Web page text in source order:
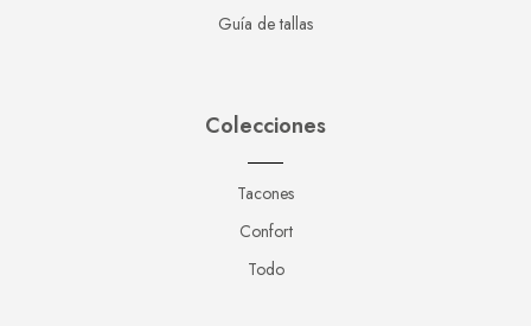
Guía de tallas
Colecciones
Tacones
Confort
Todo